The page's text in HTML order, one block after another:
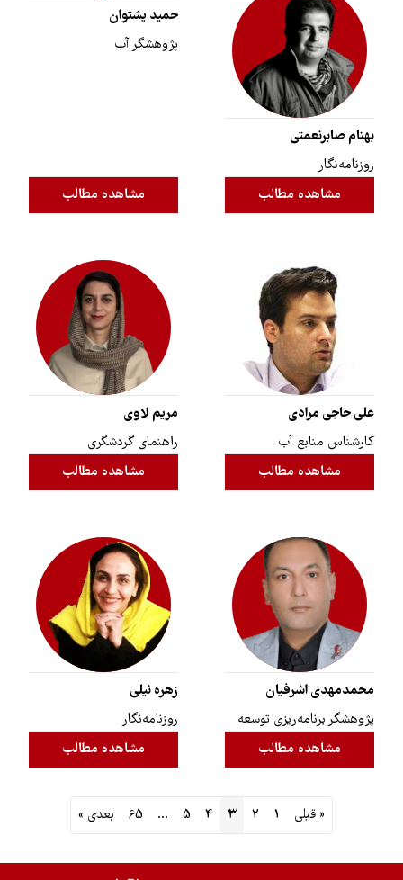
بهنام صابرنعمتی
روزنامه‌نگار
مشاهده مطالب
حمید پشتوان
پژوهشگر آب
مشاهده مطالب
علی حاجی مرادی
کارشناس منابع آب
مشاهده مطالب
مریم لاوی
راهنمای گردشگری
مشاهده مطالب
محمدمهدی اشرفیان
پژوهشگر برنامه‌ریزی توسعه
مشاهده مطالب
زهره نیلی
روزنامه‌نگار
مشاهده مطالب
« قبلی 1
2
3
4
5
…
65 بعدی »